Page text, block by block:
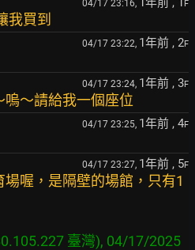
04/17 23:16, F
我買到
04/17 23:22, 1年前 , 2F
04/17 23:24, 1年前 , 3F
～請給我一個座位
04/17 23:25, 1年前 , 4F
04/17 23:27, 1年前 , 5F
喔，是隔壁的場館，只有1
臺灣), 04/17/2025